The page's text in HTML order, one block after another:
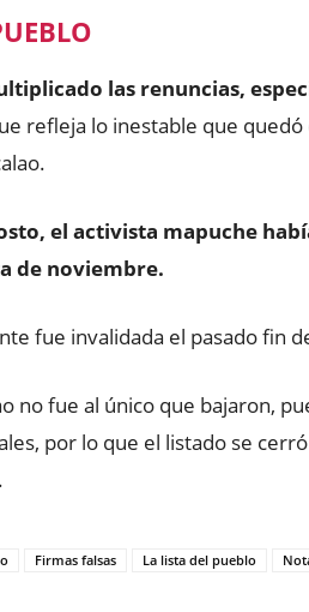
las renuncias,
refleja lo inestable que
el activista mapuche
de noviembre.
fue invalidada el pasado fin
no fue al único que bajaron,
por lo que el listado se
Firmas falsas La lista del pueblo